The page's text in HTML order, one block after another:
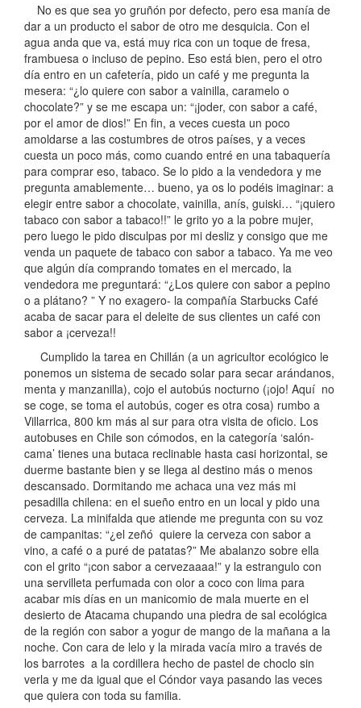
No es que sea yo gruñón por defecto, pero esa manía de
dar a un producto el sabor de otro me desquicia. Con el
agua anda que va, está muy rica con un toque de fresa,
frambuesa o incluso de pepino. Eso está bien, pero el otro
día entro en un cafetería, pido un café y me pregunta la
mesera: “¿lo quiere con sabor a vainilla, caramelo o
chocolate?” y se me escapa un: “¡joder, con sabor a café,
por el amor de dios!” En fin, a veces cuesta un poco
amoldarse a las costumbres de otros países, y a veces
cuesta un poco más, como cuando entré en una tabaquería
para comprar eso, tabaco. Se lo pido a la vendedora y me
pregunta amablemente… bueno, ya os lo podéis imaginar: a
elegir entre sabor a chocolate, vainilla, anís, guiski… “¡quiero
tabaco con sabor a tabaco!!” le grito yo a la pobre mujer,
pero luego le pido disculpas por mi desliz y consigo que me
venda un paquete de tabaco con sabor a tabaco. Ya me veo
que algún día comprando tomates en el mercado, la
vendedora me preguntará: “¿Los quiere con sabor a pepino
o a plátano? ” Y no exagero- la compañía Starbucks Café
acaba de sacar para el deleite de sus clientes un café con
sabor a ¡cerveza!!
Cumplido la tarea en Chillán (a un agricultor ecológico le
ponemos un sistema de secado solar para secar arándanos,
menta y manzanilla), cojo el autobús nocturno (¡ojo! Aquí no
se coge, se toma el autobús, coger es otra cosa) rumbo a
Villarrica, 800 km más al sur para otra visita de oficio. Los
autobuses en Chile son cómodos, en la categoría ‘salón-
cama’ tienes una butaca reclinable hasta casi horizontal, se
duerme bastante bien y se llega al destino más o menos
descansado. Dormitando me achaca una vez más mi
pesadilla chilena: en el sueño entro en un local y pido una
cerveza. La minifalda que atiende me pregunta con su voz
de campanitas: “¿el zeñó quiere la cerveza con sabor a
vino, a café o a puré de patatas?” Me abalanzo sobre ella
con el grito “¡con sabor a cervezaaaa!” y la estrangulo con
una servilleta perfumada con olor a coco con lima para
acabar mis días en un manicomio de mala muerte en el
desierto de Atacama chupando una piedra de sal ecológica
de la región con sabor a yogur de mango de la mañana a la
noche. Con cara de lelo y la mirada vacía miro a través de
los barrotes a la cordillera hecho de pastel de choclo sin
verla y me da igual que el Cóndor vaya pasando las veces
que quiera con toda su familia.